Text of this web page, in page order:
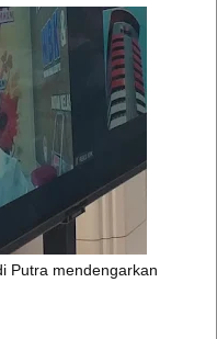
Putra mendengarkan